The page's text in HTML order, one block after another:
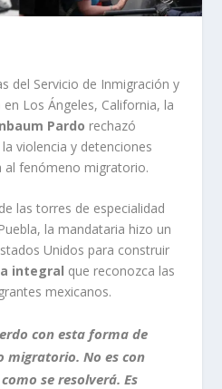
del Servicio de Inmigración y
Los Ángeles, California, la
Pardo rechazó
violencia y detenciones
al fenómeno migratorio.
las torres de especialidad
la mandataria hizo un
Unidos para construir
integral que reconozca las
mexicanos.
con esta forma de
migratorio. No es con
se resolverá. Es